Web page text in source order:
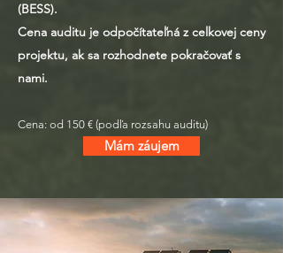
(BESS).
Cena auditu je odpočítateľná z celkovej ceny
projektu, ak sa rozhodnete pokračovať s
nami.
Cena: od 150 € (podľa rozsahu auditu)
Mám záujem